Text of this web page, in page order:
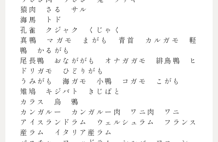
猿肉 さる サル
海馬 トド
孔雀 クジャク くじゃく
真鴨 マガモ まがも 青首 カルガモ 軽
鴨 かるがも
尾長鴨 おなががも オナガガモ 緋鳥鴨 ヒ
ドリガモ ひどりがも
うみがも 海ガモ 小鴨 コガモ こがも
雉鳩 キジバト きじばと
カラス 烏 鴉
カンガルー カンガルー肉 ワニ肉 ワニ
アイスランドラム ウェルシュラム フランス
産ラム イタリア産ラム